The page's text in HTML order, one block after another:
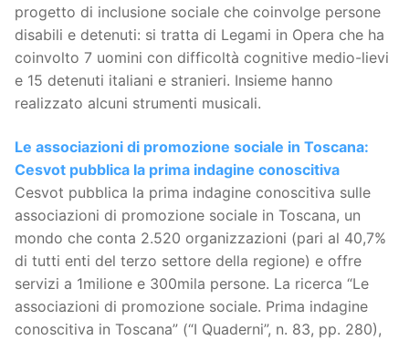
progetto di inclusione sociale che coinvolge persone
disabili e detenuti: si tratta di Legami in Opera che ha
coinvolto 7 uomini con difficoltà cognitive medio-lievi
e 15 detenuti italiani e stranieri. Insieme hanno
realizzato alcuni strumenti musicali.
Le associazioni di promozione sociale in Toscana:
Cesvot pubblica la prima indagine conoscitiva
Cesvot pubblica la prima indagine conoscitiva sulle
associazioni di promozione sociale in Toscana, un
mondo che conta 2.520 organizzazioni (pari al 40,7%
di tutti enti del terzo settore della regione) e offre
servizi a 1milione e 300mila persone. La ricerca “Le
associazioni di promozione sociale. Prima indagine
conoscitiva in Toscana” (“I Quaderni”, n. 83, pp. 280),